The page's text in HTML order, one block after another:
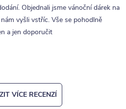
Objednali jsme vánoční dárek na
vyšli vstříc. Vše se pohodlně
a jen doporučit
VÍCE RECENZÍ